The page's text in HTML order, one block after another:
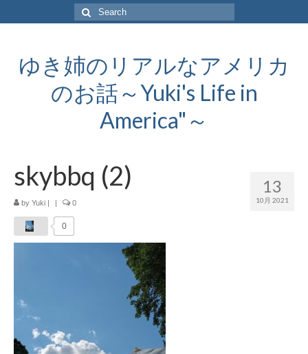
Search
for:
ゆき姉のリアルなアメリカ
のお話～Yuki's Life in
America"～
13
10月 2021
skybbq (2)
by Yuki | | 0
0